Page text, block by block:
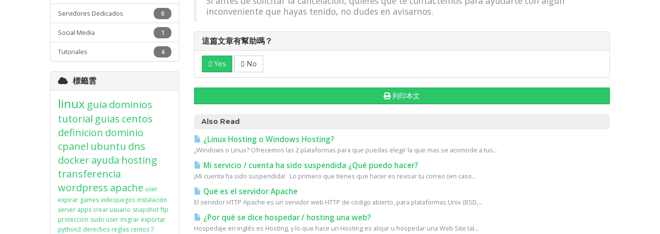
0
Servidores Dedicados
1
Social Media
4
Tutoriales
inconveniente que hayas tenido, no dudes en avisarnos.
這篇文章有幫助嗎？
Yes No
列印本文
Also Read
¿Linux Hosting o Windows Hosting?
¿Windows o Linux? Ofrecemos las 2 plataformas para que puedas elegir la que mas se acomode a tus...
Mi servicio / cuenta ha sido suspendida ¿Qué puedo hacer?
¡Mi cuenta ha sido suspendida! Lo primero que tienes que hacer es revisar tu correo (en caso...
Qué es el servidor Apache
El servidor HTTP Apache es un servidor web HTTP de código abierto, para plataformas Unix (BSD,...
¿Por qué se dice hospedar / hosting una web?
Hospedaje en inglés es Hosting, y lo que hace un Hosting es alojar u hospedar una Web Site tal...
標籤雲
linux guia dominios
tutorial guias centos
definicion dominio
cpanel ubuntu dns
dockerayuda hosting
transferencia
wordpress apache user
expirar games videojuegos instalación
server apps crear usuario snapshot ftp
proteccion sudo user migrar exportar
python3 derechos reglas centos 7